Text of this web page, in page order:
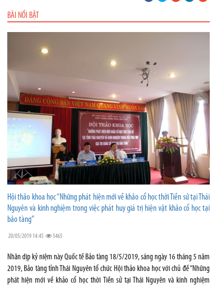
BÀI NỔI BẬT
Hội thảo khoa học “Những phát hiện mới về khảo cổ học thời Tiền sử tại Thái
Nguyên và kinh nghiệm trong việc phát huy giá trị hiện vật khảo cổ học tại
bảo tàng”
20/05/2019 14:45 5465
Nhân dịp kỷ niệm này Quốc tế Bảo tàng 18/5/2019, sáng ngày 16 tháng 5 năm
2019, Bảo tàng tỉnh Thái Nguyên tổ chức Hội thảo khoa học với chủ đề “Những
phát hiện mới về khảo cổ học thời Tiền sử tại Thái Nguyên và kinh nghiệm